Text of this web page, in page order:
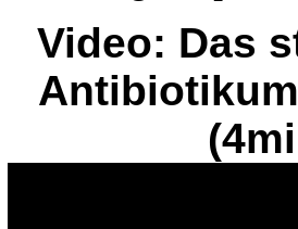
Video: Das